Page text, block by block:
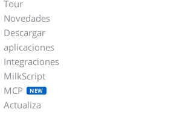
Tour
Novedades
Descargar
aplicaciones
Integraciones
MilkScript
MCP
NEW
Actualiza